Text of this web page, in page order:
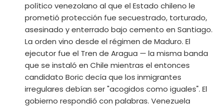
político venezolano al que el Estado chileno le
prometió protección fue secuestrado, torturado,
asesinado y enterrado bajo cemento en Santiago.
La orden vino desde el régimen de Maduro. El
ejecutor fue el Tren de Aragua — la misma banda
que se instaló en Chile mientras el entonces
candidato Boric decía que los inmigrantes
irregulares debían ser "acogidos como iguales". El
gobierno respondió con palabras. Venezuela